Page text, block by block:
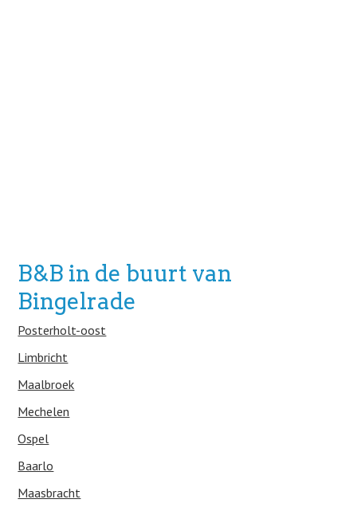
B&B in de buurt van
Bingelrade
Posterholt-oost
Limbricht
Maalbroek
Mechelen
Ospel
Baarlo
Maasbracht